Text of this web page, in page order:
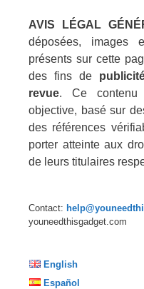
AVIS LÉGAL
déposées, images
présents sur cette
des fins de
revue. Ce contenu
objective, basé sur
des références
porter atteinte aux
de leurs titulaires
Contact:
youneedthisgadget.com
English
Español